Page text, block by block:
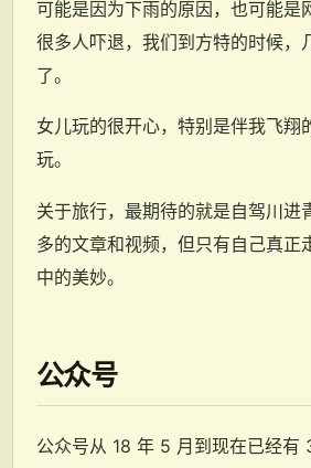
可能是因为下雨的原因，也可能是
很多人吓退，我们到方特的时候，
了。
女儿玩的很开心，特别是伴我飞翔
玩。
关于旅行，最期待的就是自驾川进
多的文章和视频，但只有自己真正
中的美妙。
公众号
公众号从 18 年 5 月到现在已经有